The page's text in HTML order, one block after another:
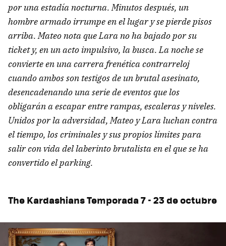
por una estadía nocturna. Minutos después, un
hombre armado irrumpe en el lugar y se pierde pisos
arriba. Mateo nota que Lara no ha bajado por su
ticket y, en un acto impulsivo, la busca. La noche se
convierte en una carrera frenética contrarreloj
cuando ambos son testigos de un brutal asesinato,
desencadenando una serie de eventos que los
obligarán a escapar entre rampas, escaleras y niveles.
Unidos por la adversidad, Mateo y Lara luchan contra
el tiempo, los criminales y sus propios límites para
salir con vida del laberinto brutalista en el que se ha
convertido el parking.
The Kardashians Temporada 7 - 23 de octubre